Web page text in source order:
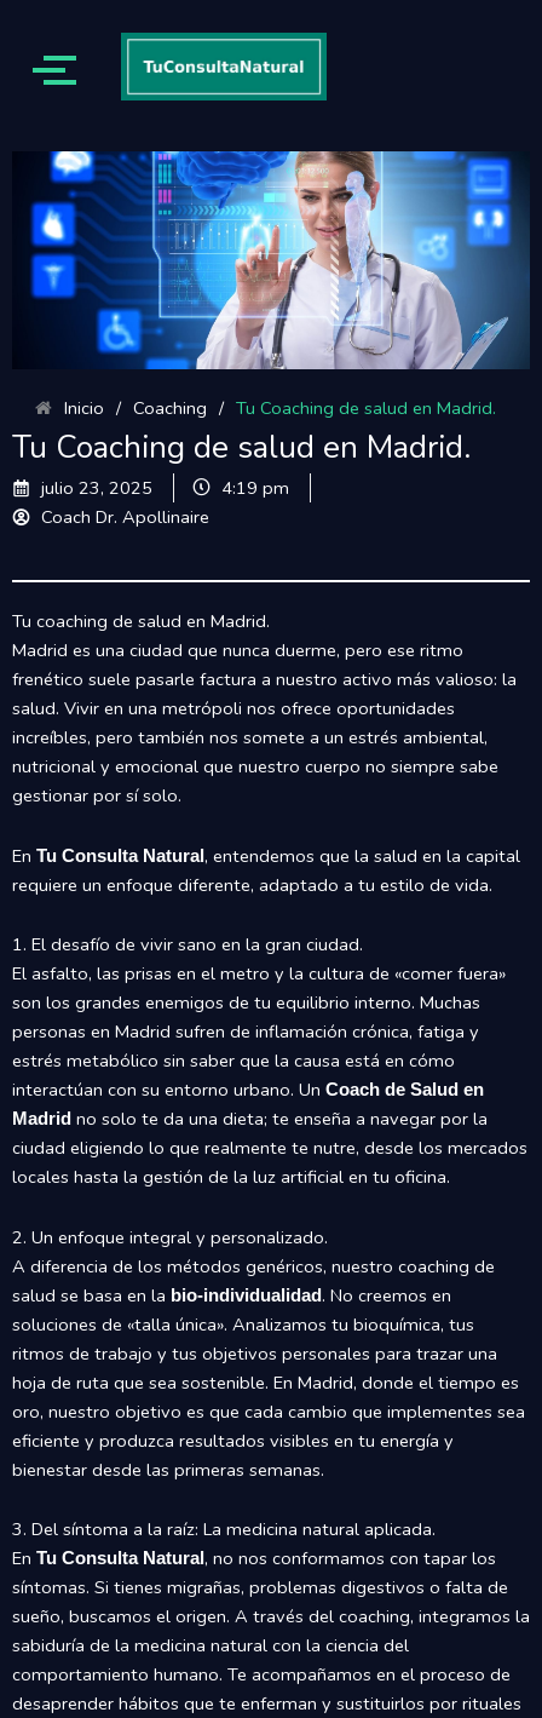
Inicio / Coaching / Tu Coaching de salud en Madrid.
Tu Coaching de salud en Madrid.
julio 23, 2025
4:19 pm
Coach Dr. Apollinaire
Tu coaching de salud en Madrid.
Madrid es una ciudad que nunca duerme, pero ese ritmo
frenético suele pasarle factura a nuestro activo más valioso: la
salud. Vivir en una metrópoli nos ofrece oportunidades
increíbles, pero también nos somete a un estrés ambiental,
nutricional y emocional que nuestro cuerpo no siempre sabe
gestionar por sí solo.
En Tu Consulta Natural , entendemos que la salud en la capital
requiere un enfoque diferente, adaptado a tu estilo de vida.
1. El desafío de vivir sano en la gran ciudad.
El asfalto, las prisas en el metro y la cultura de «comer fuera»
son los grandes enemigos de tu equilibrio interno. Muchas
personas en Madrid sufren de inflamación crónica, fatiga y
estrés metabólico sin saber que la causa está en cómo
interactúan con su entorno urbano. Un Coach de Salud en
Madrid no solo te da una dieta; te enseña a navegar por la
ciudad eligiendo lo que realmente te nutre, desde los mercados
locales hasta la gestión de la luz artificial en tu oficina.
2. Un enfoque integral y personalizado.
A diferencia de los métodos genéricos, nuestro coaching de
salud se basa en la bio-individualidad . No creemos en
soluciones de «talla única». Analizamos tu bioquímica, tus
ritmos de trabajo y tus objetivos personales para trazar una
hoja de ruta que sea sostenible. En Madrid, donde el tiempo es
oro, nuestro objetivo es que cada cambio que implementes sea
eficiente y produzca resultados visibles en tu energía y
bienestar desde las primeras semanas.
3. Del síntoma a la raíz: La medicina natural aplicada.
En Tu Consulta Natural , no nos conformamos con tapar los
síntomas. Si tienes migrañas, problemas digestivos o falta de
sueño, buscamos el origen. A través del coaching, integramos la
sabiduría de la medicina natural con la ciencia del
comportamiento humano. Te acompañamos en el proceso de
desaprender hábitos que te enferman y sustituirlos por rituales